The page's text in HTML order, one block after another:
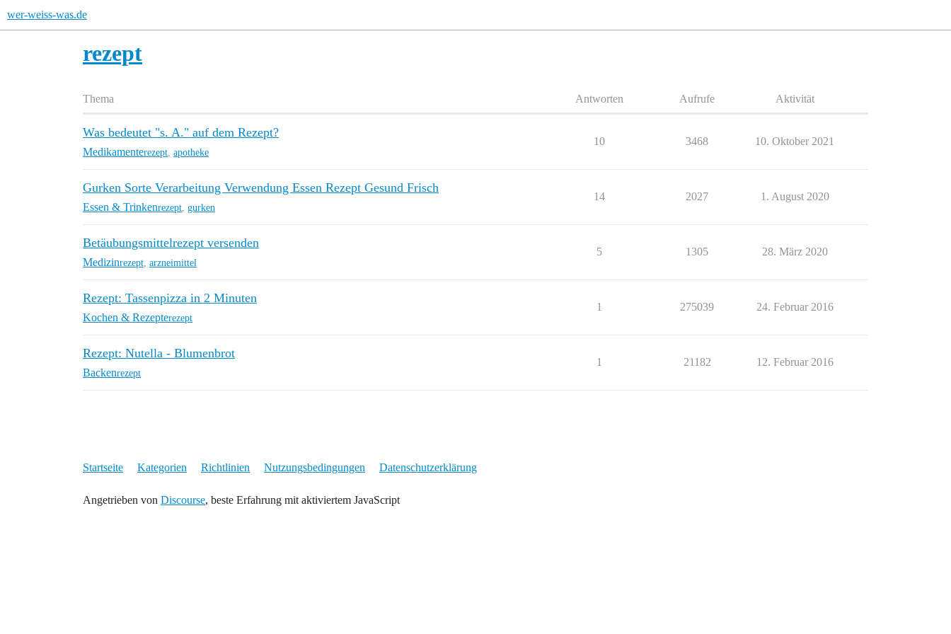
wer-weiss-was.de
rezept
Thema Antworten Aufrufe Aktivität
Was bedeutet "s. A." auf dem Rezept?
Medikamenterezept apotheke
10 3468 10. Oktober 2021
Gurken Sorte Verarbeitung Verwendung Essen Rezept Gesund Frisch
Essen & Trinkenrezept gurken
14 2027 1. August 2020
Betäubungsmittelrezept versenden
Medizinrezept arzneimittel
5 1305 28. März 2020
Rezept: Tassenpizza in 2 Minuten
Kochen & Rezepterezept
1 275039 24. Februar 2016
Rezept: Nutella - Blumenbrot
Backenrezept
1 21182 12. Februar 2016
Startseite Kategorien Richtlinien Nutzungsbedingungen Datenschutzerklärung
Angetrieben von Discourse, beste Erfahrung mit aktiviertem JavaScript